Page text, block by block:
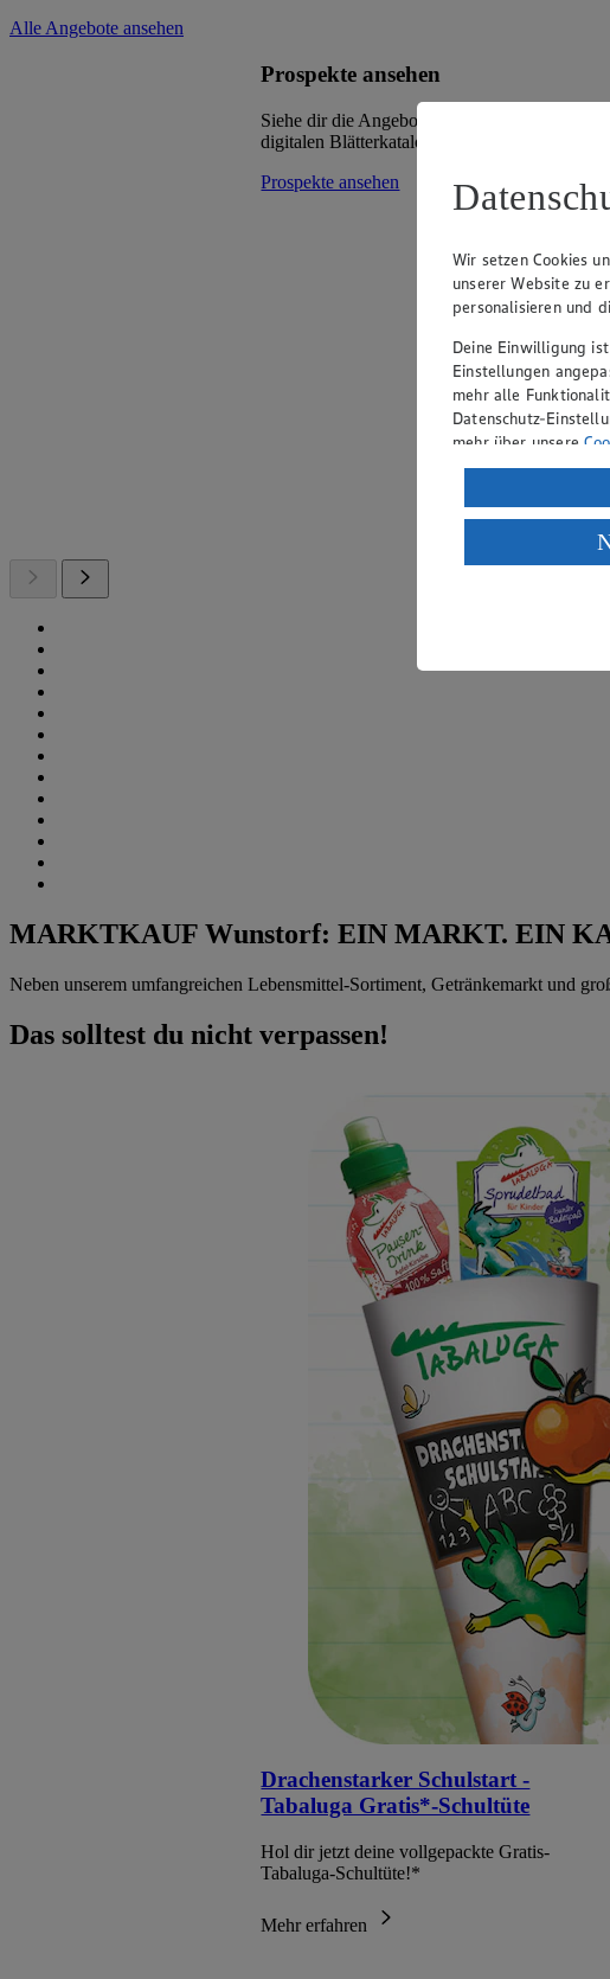
Alle Angebote ansehen
Prospekte ansehen
Siehe dir die Angebote deines Marktes im
digitalen Blätterkatalog an.
Prospekte ansehen
MARKTKAUF Wunstorf: EIN MARKT. EIN
Neben unserem umfangreichen Lebensmittel-Sortiment, Getränkemarkt und
Das solltest du nicht verpassen!
Drachenstarker Schulstart -
Tabaluga Gratis*-Schultüte
Hol dir jetzt deine vollgepackte Gratis-
Tabaluga-Schultüte!*
Mehr erfahren
Wir setzen Cookies
unserer Website zu
personalisieren und
Deine Einwilligung
Einstellungen
mehr alle
Datenschutz-
mehr über unsere
Verarbeitung deiner
Wenn du auf
ein, dass deine
einem nach
Risiko eines Zugriffs